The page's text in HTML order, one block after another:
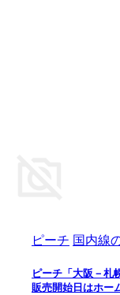
ピーチ 国内線
ピーチ「大阪－札
販売開始日はホー